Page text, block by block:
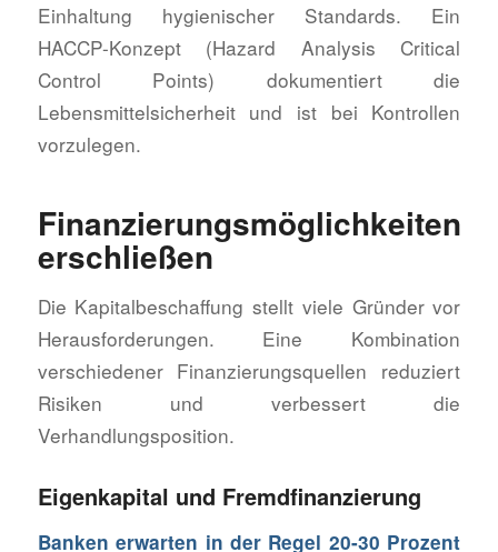
Einhaltung hygienischer Standards. Ein
HACCP-Konzept (Hazard Analysis Critical
Control Points) dokumentiert die
Lebensmittelsicherheit und ist bei Kontrollen
vorzulegen.
Finanzierungsmöglichkeiten
erschließen
Die Kapitalbeschaffung stellt viele Gründer vor
Herausforderungen. Eine Kombination
verschiedener Finanzierungsquellen reduziert
Risiken und verbessert die
Verhandlungsposition.
Eigenkapital und Fremdfinanzierung
Banken erwarten in der Regel 20-30 Prozent